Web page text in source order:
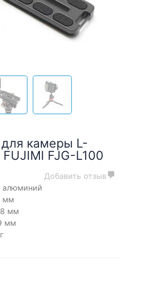
для камеры L-
FJG-L100
Добавить отзыв
мм
мм
мм